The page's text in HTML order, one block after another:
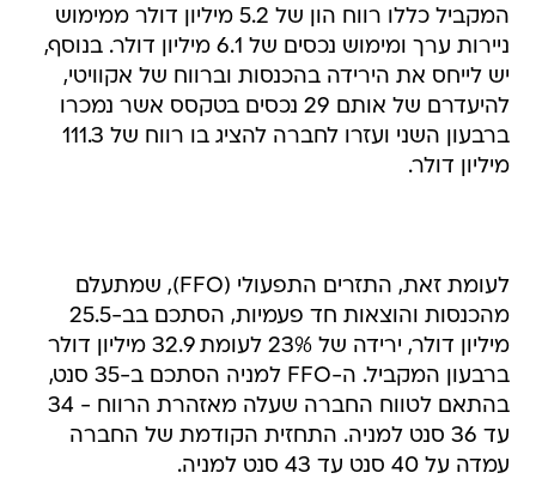
המקביל כללו רווח הון של 5.2 מיליון דולר ממימוש
ניירות ערך ומימוש נכסים של 6.1 מיליון דולר. בנוסף,
יש לייחס את הירידה בהכנסות וברווח של אקוויטי,
להיעדרם של אותם 29 נכסים בטקסס אשר נמכרו
ברבעון השני ועזרו לחברה להציג בו רווח של 111.3
מיליון דולר.
לעומת זאת, התזרים התפעולי (FFO), שמתעלם
מהכנסות והוצאות חד פעמיות, הסתכם בב-25.5
מיליון דולר, ירידה של 23% לעומת 32.9 מיליון דולר
ברבעון המקביל. ה-FFO למניה הסתכם ב-35 סנט,
בהתאם לטווח החברה שעלה מאזהרת הרווח - 34
עד 36 סנט למניה. התחזית הקודמת של החברה
עמדה על 40 סנט עד 43 סנט למניה.